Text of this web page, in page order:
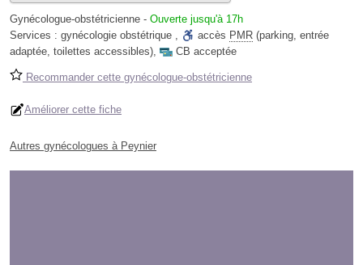
Gynécologue-obstétricienne - Ouverte jusqu'à 17h
Services : gynécologie obstétrique , accès PMR (parking, entrée
adaptée, toilettes accessibles), CB acceptée
Recommander cette gynécologue-obstétricienne
Améliorer cette fiche
Autres gynécologues à Peynier